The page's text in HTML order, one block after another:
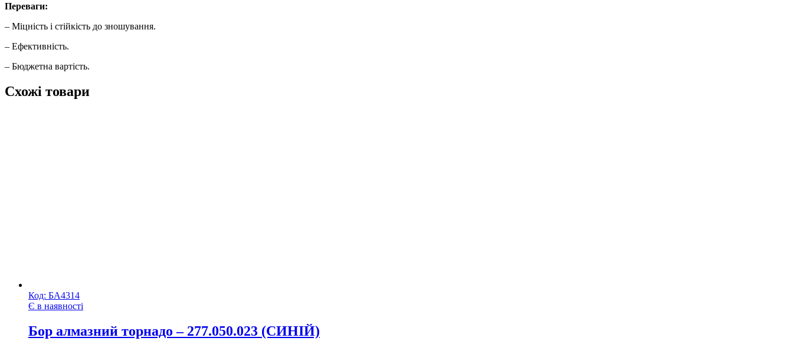
Переваги:
– Міцність і стійкість до зношування.
– Ефективність.
– Бюджетна вартість.
Схожі товари
Код: БА4314
Є в наявності
Бор алмазний торнадо – 277.050.023 (СИНІЙ)